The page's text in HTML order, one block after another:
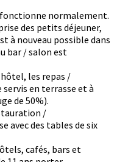
normalement.
des petits déjeuner,
à nouveau possible dans
bar / salon est
les repas /
en terrasse et à
de 50%).
/
avec des tables de six
cafés, bars et